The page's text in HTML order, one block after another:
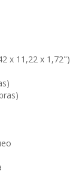
x 11,22 x 1,72")